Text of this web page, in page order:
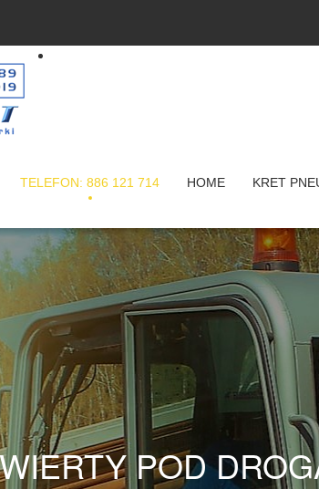
TELEFON: 886 121 714 HOME KRET
POD